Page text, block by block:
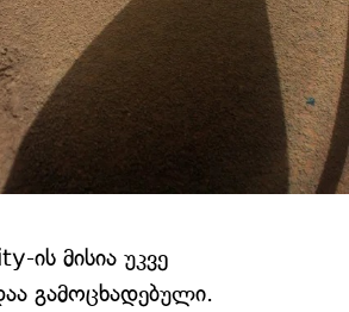
ის მისია უკვე
გამოცხადებული.